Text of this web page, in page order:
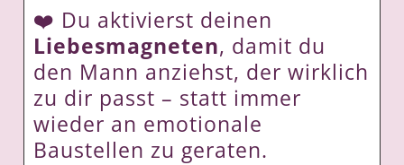
❤️ Du aktivierst deinen
Liebesmagneten, damit du
den Mann anziehst, der wirklich
zu dir passt – statt immer
wieder an emotionale
Baustellen zu geraten.